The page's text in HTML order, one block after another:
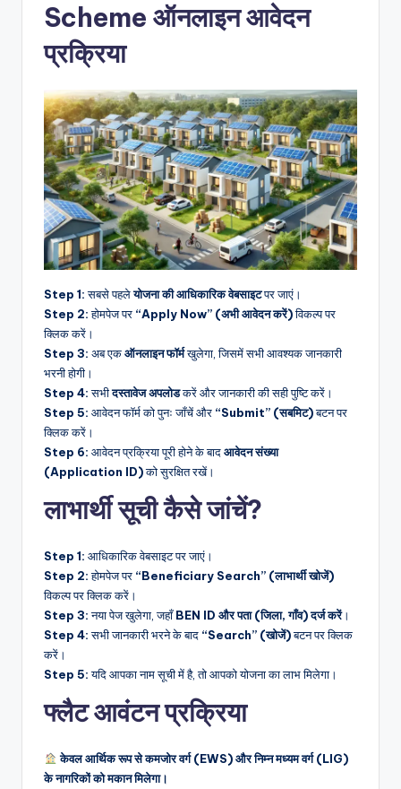
Scheme ऑनलाइन आवेदन
प्रक्रिया
Step 1:सबसे पहलेयोजना की आधिकारिक वेबसाइटपर जाएं।
Step 2:होमपेज पर “Apply Now” (अभी आवेदन करें)विकल्प पर
क्लिक करें।
Step 3: अब एकऑनलाइन फॉर्मखुलेगा, जिसमें सभी आवश्यक जानकारी
भरनी होगी।
Step 4:सभीदस्तावेज अपलोडकरें और जानकारी की सही पुष्टि करें।
Step 5: आवेदन फॉर्म को पुनः जाँचें और “Submit” (सबमिट)बटन पर
क्लिक करें।
Step 6: आवेदन प्रक्रिया पूरी होने के बादआवेदन संख्या
(Application ID)को सुरक्षित रखें।
लाभार्थी सूची कैसे जांचें?
Step 1: आधिकारिक वेबसाइट पर जाएं।
Step 2:होमपेज पर “Beneficiary Search” (लाभार्थी खोजें)
विकल्प पर क्लिक करें।
Step 3:नया पेज खुलेगा, जहाँBEN ID और पता (जिला, गाँव) दर्ज करें।
Step 4:सभी जानकारी भरने के बाद “Search” (खोजें)बटन पर क्लिक
करें।
Step 5:यदि आपका नाम सूची में है, तो आपको योजना का लाभ मिलेगा।
फ्लैट आवंटन प्रक्रिया
केवल आर्थिक रूप से कमजोर वर्ग (EWS) और निम्न मध्यम वर्ग (LIG)
के नागरिकों को मकान मिलेगा।